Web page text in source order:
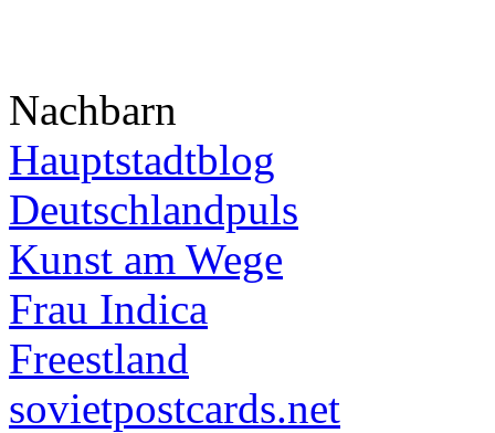
Nachbarn
Hauptstadtblog
Deutschlandpuls
Kunst am Wege
Frau Indica
Freestland
sovietpostcards.net